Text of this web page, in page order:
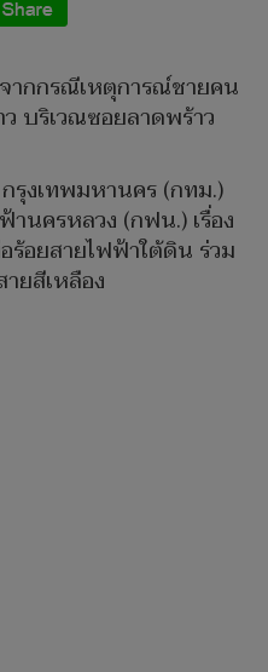
ากกรณีเหตุการณ์ชายคน
บริเวณซอยลาดพร้าว
รุงเทพมหานคร (กทม.)
านครหลวง (กฟน.) เรื่อง
ร้อยสายไฟฟ้าใต้ดิน ร่วม
ยสีเหลือง